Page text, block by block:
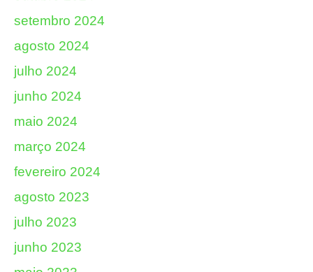
setembro 2024
agosto 2024
julho 2024
junho 2024
maio 2024
março 2024
fevereiro 2024
agosto 2023
julho 2023
junho 2023